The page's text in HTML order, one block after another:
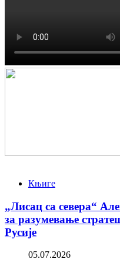
Књиге
„Лисац са севера“
за разумевање
Русије
05.07.2026